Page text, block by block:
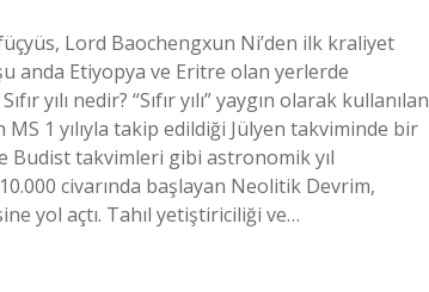
Lord Baochengxun Ni’den ilk kraliyet
anda Etiyopya ve Eritre olan yerlerde
yılı nedir? “Sıfır yılı” yaygın olarak kullanılan
1 yılıyla takip edildiği Jülyen takviminde bir
Budist takvimleri gibi astronomik yıl
civarında başlayan Neolitik Devrim,
yol açtı. Tahıl yetiştiriciliği ve…